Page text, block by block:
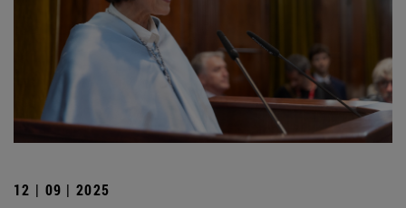
12 | 09 | 2025